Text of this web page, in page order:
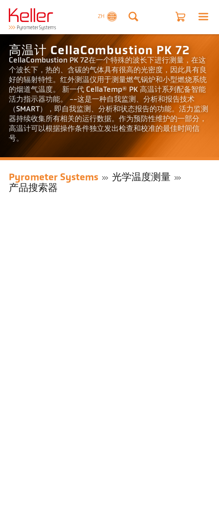
ZH
高温计 CellaCombustion PK 72
CellaCombustion PK 72在一个特殊的波长下进行测量，在这
个波长下，热的、含碳的气体具有很高的光密度，因此具有良
好的辐射特性。红外测温仪用于测量燃气锅炉和小型燃烧系统
的烟道气温度。 新一代 CellaTemp® PK 高温计系列配备智能
活力指示器功能。 --这是一种自我监测、分析和报告技术
（SMART），即自我监测、分析和状态报告的功能。活力监测
器持续收集所有相关的运行数据。作为预防性维护的一部分，
高温计可以根据操作条件独立发出检查和校准的最佳时间信
号。
Pyrometer Systems
光学温度测量
产品搜索器